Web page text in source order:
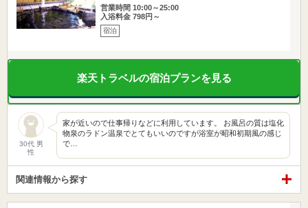
営業時間 10:00～25:00
入浴料金 798円～
宿泊
楽天トラベルの宿泊プランを見る
30代 男
性
家が近いので仕事帰りなどに利用しています。 お風呂の質は塩化
物泉のラドン温泉でとてもいいのですが浴室が昭和初期風の感じ
で…
関連情報から探す